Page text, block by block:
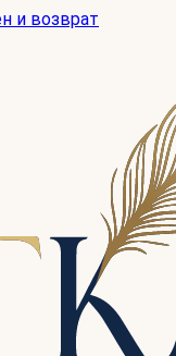
и возврат